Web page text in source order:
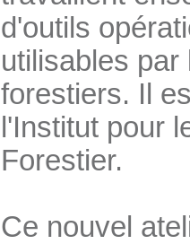
d'outils
utilisables
forestiers. Il
l'Institut pour
Forestier.
Ce nouvel